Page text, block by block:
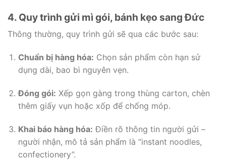
4. Quy trình gửi mì gói, bánh kẹo sang Đức
Thông thường, quy trình gửi sẽ qua các bước sau:
Chuẩn bị hàng hóa: Chọn sản phẩm còn hạn sử
dụng dài, bao bì nguyên vẹn.
Đóng gói: Xếp gọn gàng trong thùng carton, chèn
thêm giấy vụn hoặc xốp để chống móp.
Khai báo hàng hóa: Điền rõ thông tin người gửi –
người nhận, mô tả sản phẩm là “instant noodles,
confectionery”.